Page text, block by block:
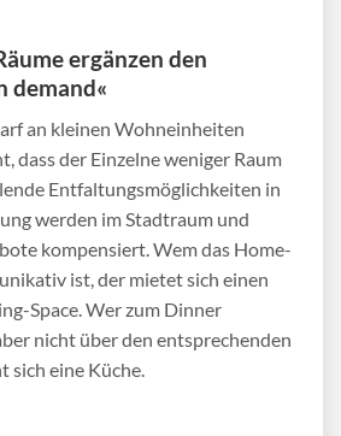
ergänzen den
demand«
an kleinen Wohneinheiten
dass der Einzelne weniger Raum
Entfaltungsmöglichkeiten in
werden im Stadtraum und
kompensiert. Wem das Home-
ist, der mietet sich einen
Space. Wer zum Dinner
nicht über den entsprechenden
sich eine Küche.